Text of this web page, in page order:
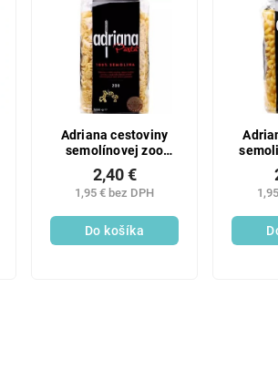
Adriana cestoviny
semolínovej zoo
500g
1,95 € bez DPH
2,40 €
Do košíka